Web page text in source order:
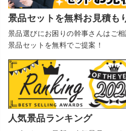
景品セットを無料お見積も
景品選びにお困りの幹事さんはご
景品セットを無料でご提案！
人気景品ランキング